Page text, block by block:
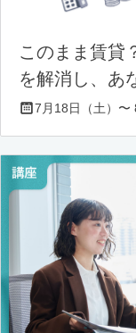
このまま賃貸
を解消し、あ
7月18日（土）〜